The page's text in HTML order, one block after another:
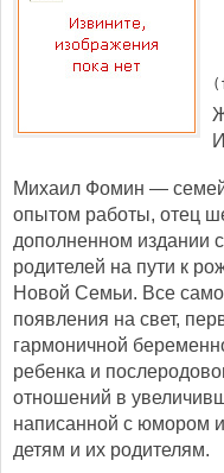
(
Михаил Фомин —
опытом работы, отец
дополненном издании
родителей на пути к
Новой Семьи. Все
появления на свет,
гармоничной
ребенка и
отношений в
написанной с юмором
детям и их родителям.